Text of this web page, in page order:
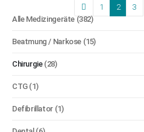
1 2 3
Alle Medizingeräte (382)
Beatmung / Narkose (15)
Chirurgie (28)
CTG (1)
Defibrillator (1)